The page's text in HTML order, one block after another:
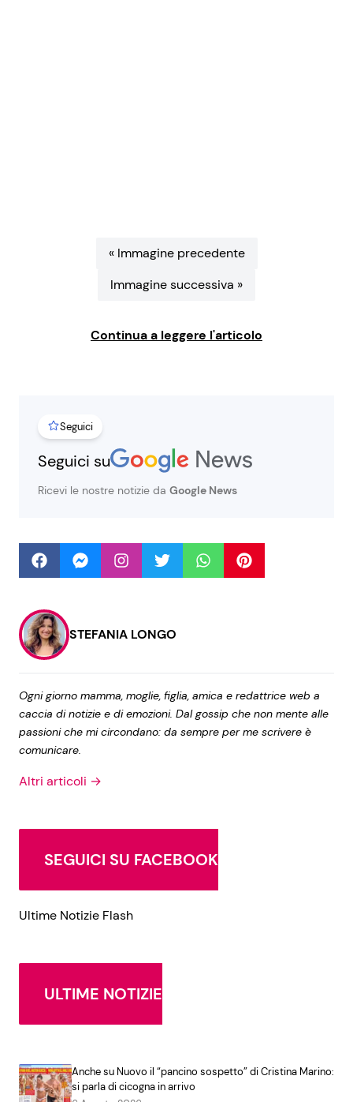
Viaggi e Turismo
Ricette Facili e Veloci
Ricette Feste
Seguici
Info
Chi siamo
Redazione
Contattaci
Privacy Policy
« Immagine precedente
Immagine successiva »
Continua a leggere l'articolo
Seguici
Seguici su
Ricevi le nostre notizie da Google News
STEFANIA LONGO
Ogni giorno mamma, moglie, figlia, amica e redattrice web a
caccia di notizie e di emozioni. Dal gossip che non mente alle
passioni che mi circondano: da sempre per me scrivere è
comunicare.
Altri articoli →
SEGUICI SU FACEBOOK
Ultime Notizie Flash
ULTIME NOTIZIE
Anche su Nuovo il “pancino sospetto” di Cristina Marino:
si parla di cicogna in arrivo